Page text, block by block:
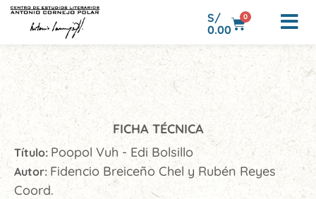
S/
0.00
0
FICHA TÉCNICA
Título: Poopol Vuh - Edi Bolsillo
Autor: Fidencio Breiceño Chel y Rubén Reyes
Coord.